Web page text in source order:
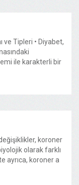
ve Tipleri • Diyabet,
ile karakterli bir
koroner
olarak farklı
ayrıca, koroner a